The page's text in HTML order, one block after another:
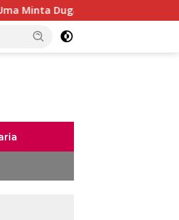
Kekerasan Seksual terhadap